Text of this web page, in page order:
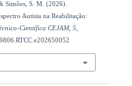
Simões, S. M. (2026).
Autista na Reabilitação:
Científica CEJAM, 5,